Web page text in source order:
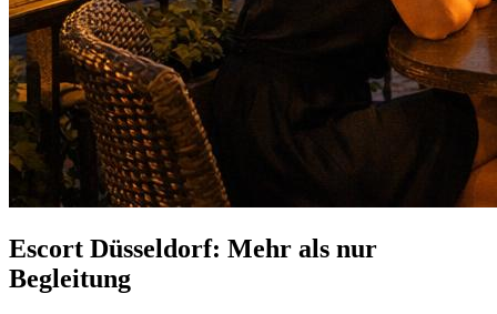
Escort Düsseldorf: Mehr als nur
Begleitung